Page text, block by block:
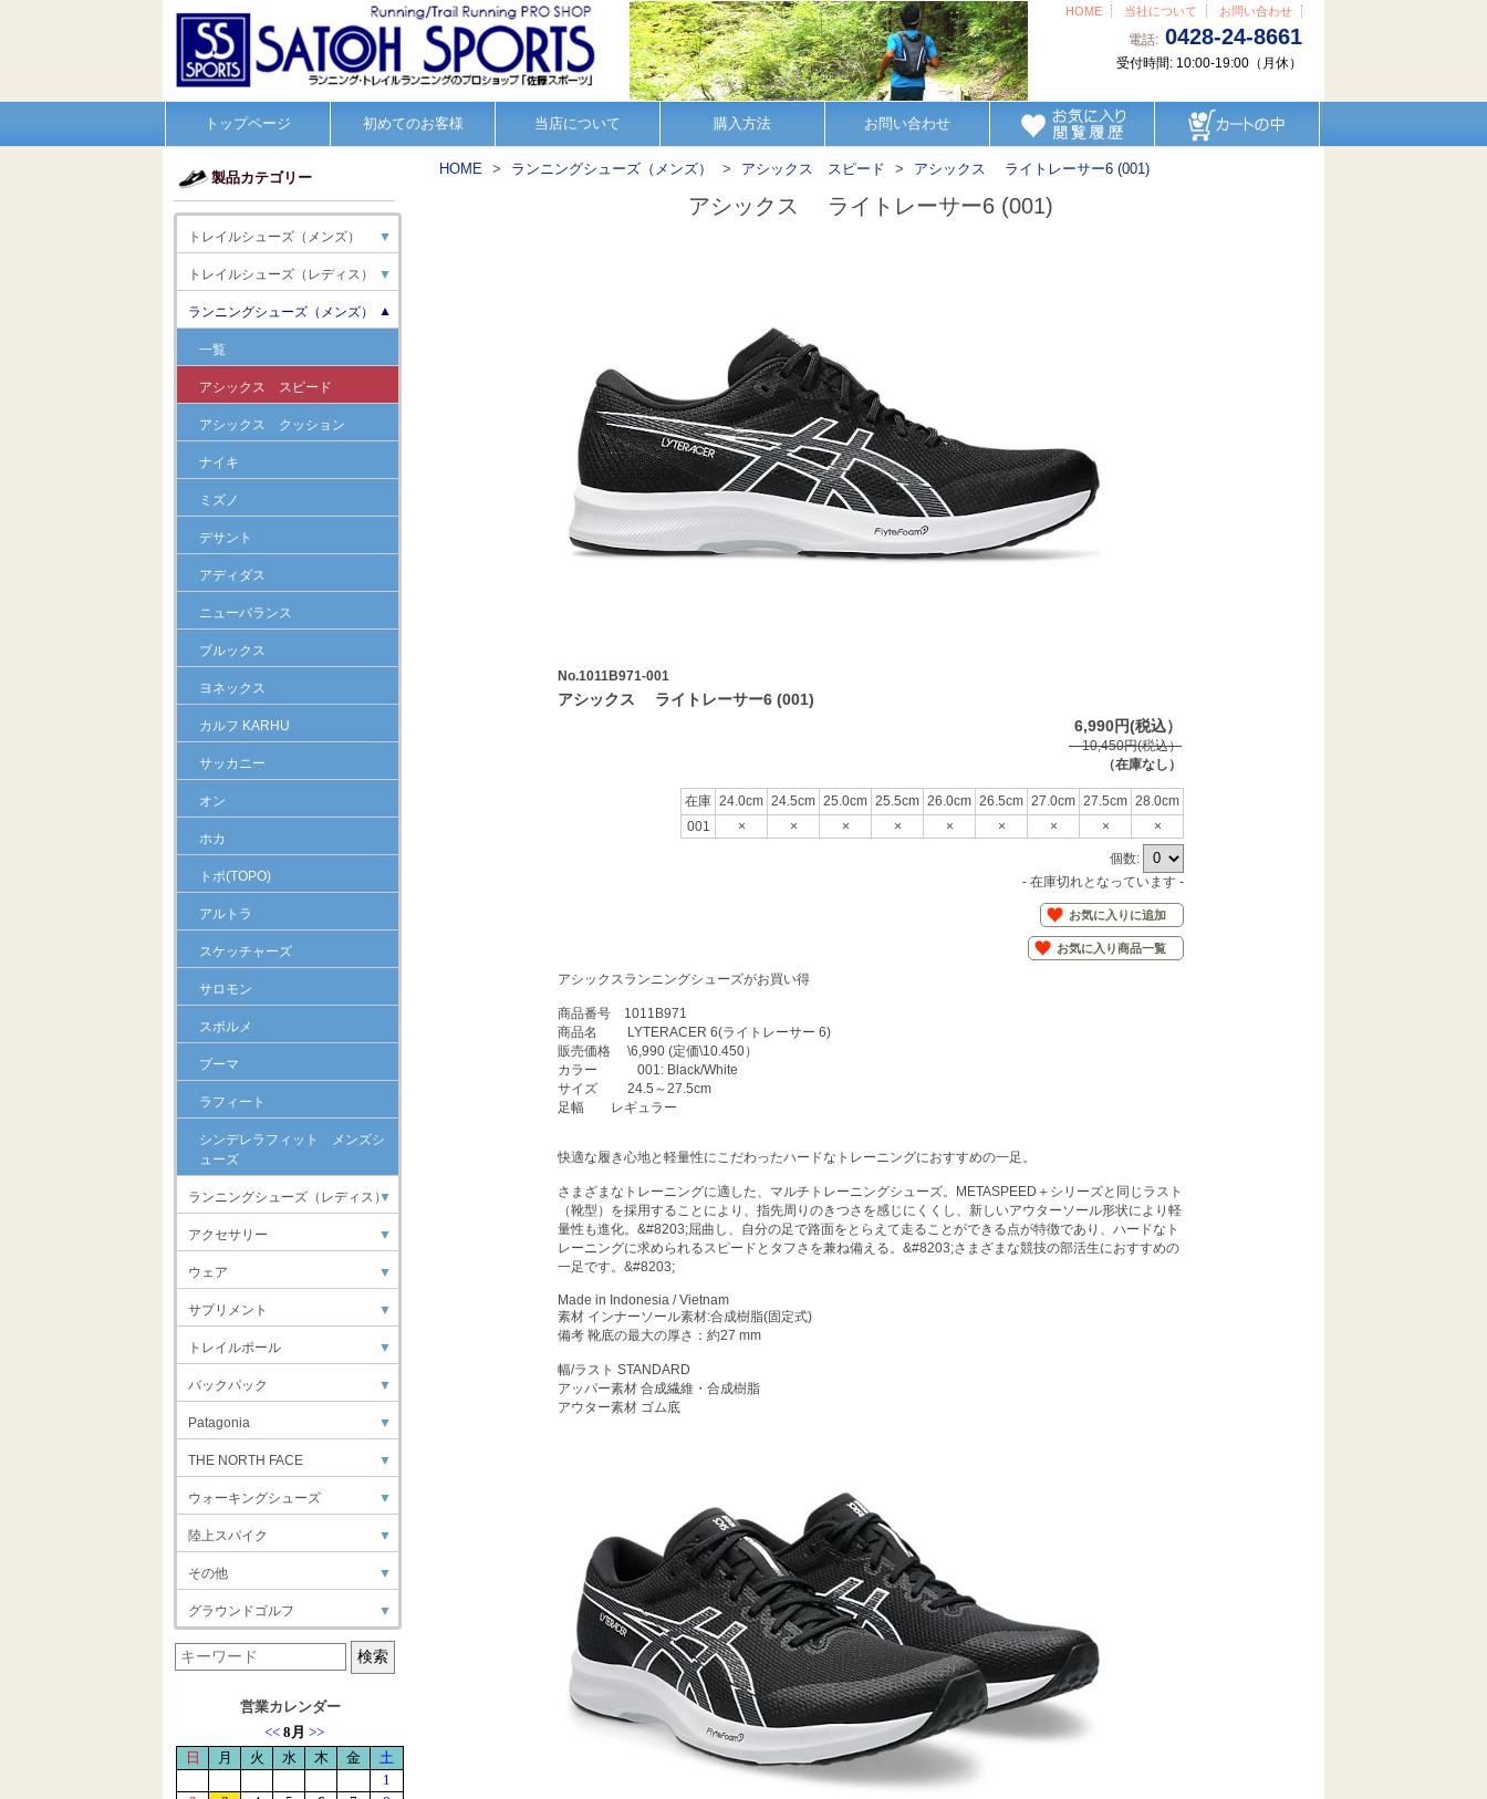
HOME 当社について お問い合わせ
電話: 0428-24-8661
受付時間: 10:00-19:00（月休）
トップページ 初めてのお客様 当店について 購入方法 お問い合わせ
HOME ランニングシューズ（メンズ） アシックス スピード アシックス ライトレーサー6 (001)
アシックス ライトレーサー6 (001)
No.1011B971-001
アシックス ライトレーサー6 (001)
6,990円(税込）
10,450円(税込）
（在庫なし）
在庫 24.0cm 24.5cm 25.0cm 25.5cm 26.0cm 26.5cm 27.0cm 27.5cm 28.0cm
001
× × × × × × × × ×
個数:
- 在庫切れとなっています -
お気に入りに追加
お気に入り商品一覧
アシックスランニングシューズがお買い得
商品番号 1011B971
商品名 LYTERACER 6(ライトレーサー 6)
販売価格 \6,990 (定価\10.450）
カラー 001: Black/White
サイズ 24.5～27.5cm
足幅 レギュラー
快適な履き心地と軽量性にこだわったハードなトレーニングにおすすめの一足。
さまざまなトレーニングに適した、マルチトレーニングシューズ。METASPEED＋シリーズと同じラスト
（靴型）を採用することにより、指先周りのきつさを感じにくくし、新しいアウターソール形状により軽
量性も進化。&#8203;屈曲し、自分の足で路面をとらえて走ることができる点が特徴であり、ハードなト
レーニングに求められるスピードとタフさを兼ね備える。&#8203;さまざまな競技の部活生におすすめの
一足です。&#8203;
Made in Indonesia / Vietnam
素材 インナーソール素材:合成樹脂(固定式)
備考 靴底の最大の厚さ：約27 mm
幅/ラスト STANDARD
アッパー素材 合成繊維・合成樹脂
アウター素材 ゴム底
製品カテゴリー
トレイルシューズ（メンズ） ▼
トレイルシューズ（レディス） ▼
ランニングシューズ（メンズ） ▼
一覧
アシックス スピード
アシックス クッション
ナイキ
ミズノ
デサント
アディダス
ニューバランス
ブルックス
ヨネックス
カルフ KARHU
サッカニー
オン
ホカ
トポ(TOPO)
アルトラ
スケッチャーズ
サロモン
スボルメ
プーマ
ラフィート
シンデレラフィット メンズシ
ューズ
ランニングシューズ（レディス）
▼
アクセサリー ▼
ウェア ▼
サプリメント ▼
トレイルポール ▼
バックパック ▼
Patagonia ▼
THE NORTH FACE ▼
ウォーキングシューズ ▼
陸上スパイク ▼
その他 ▼
グラウンドゴルフ ▼
営業カレンダー